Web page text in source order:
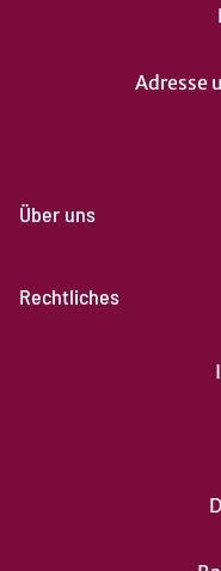
Adresse
Über uns
Rechtliches